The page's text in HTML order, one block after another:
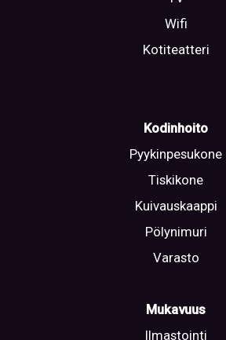
Wifi
Kotiteatteri
Kodinhoito
Pyykinpesukone
Tiskikone
Kuivauskaappi
Pölynimuri
Varasto
Mukavuus
Ilmastointi